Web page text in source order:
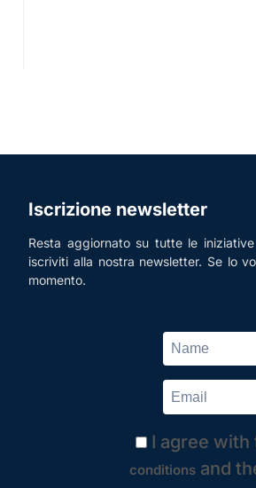
Iscrizione newsletter
Resta aggiornato su tutte le
iscriviti alla nostra newsletter. Se lo
momento.
I agree with
conditions and